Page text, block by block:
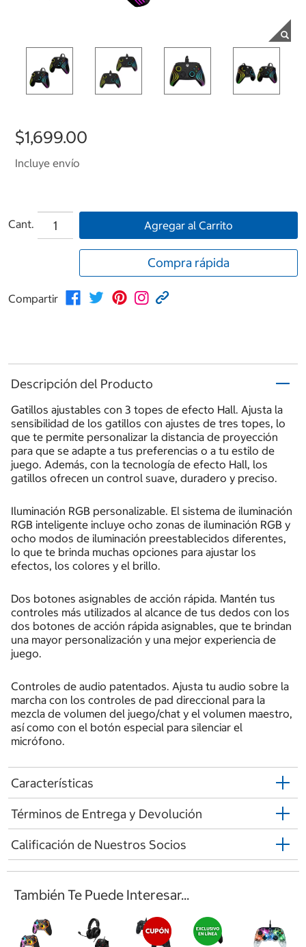
$1,699.00
Incluye envío
Cant. Agregar al Carrito
Compra rápida
Compartir
Descripción del Producto
Gatillos ajustables con 3 topes de efecto Hall. Ajusta la
sensibilidad de los gatillos con ajustes de tres topes, lo
que te permite personalizar la distancia de proyección
para que se adapte a tus preferencias o a tu estilo de
juego. Además, con la tecnología de efecto Hall, los
gatillos ofrecen un control suave, duradero y preciso.
Iluminación RGB personalizable. El sistema de iluminación
RGB inteligente incluye ocho zonas de iluminación RGB y
ocho modos de iluminación preestablecidos diferentes,
lo que te brinda muchas opciones para ajustar los
efectos, los colores y el brillo.
Dos botones asignables de acción rápida. Mantén tus
controles más utilizados al alcance de tus dedos con los
dos botones de acción rápida asignables, que te brindan
una mayor personalización y una mejor experiencia de
juego.
Controles de audio patentados. Ajusta tu audio sobre la
marcha con los controles de pad direccional para la
mezcla de volumen del juego/chat y el volumen maestro,
así como con el botón especial para silenciar el
micrófono.
Características
Términos de Entrega y Devolución
Calificación de Nuestros Socios
También Te Puede Interesar...